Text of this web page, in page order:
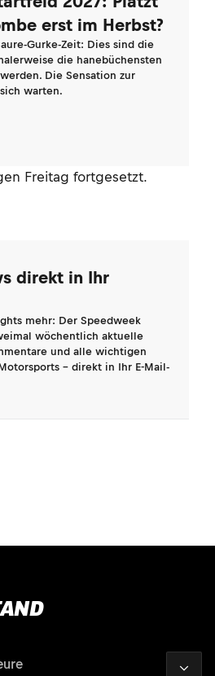
erst im Herbst?
Gurke-Zeit: Dies sind die
die hanebüchensten
Die Sensation zur
warten.
Freitag fortgesetzt.
direkt in Ihr
mehr: Der Speedweek
wöchentlich aktuelle
und alle wichtigen
- direkt in Ihr E-Mail-